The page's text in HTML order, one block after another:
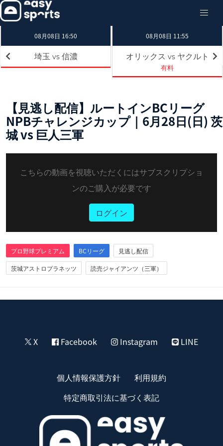
08月08日 16:50
埼玉 vs 信濃
08月08日 11:55
オリックス vs ヤクルト
有料
【見逃し配信】ルートインBCリーグ
NPBチャレンジカップ｜6月28日(日) 茨
城 vs 巨人三軍
こちらの動画を視聴いただくにはサブスクリプショ
ンのご購入が必要です
ログイン
プロ野球プレミアム BCリーグ
見逃し配信
茨城アストロプラネッツ
読売ジャイアンツ（三軍）
X Facebook Instagram LINE
個人情報保護方針
利用規約
特定商取引法に基づく表記